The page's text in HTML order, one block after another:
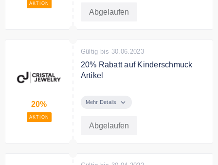
AKTION
Abgelaufen
20%
AKTION
Gültig bis 30.06.2023
20% Rabatt auf Kinderschmuck
Artikel
sind um 20% reduziert.
Mehr Details
Abgelaufen